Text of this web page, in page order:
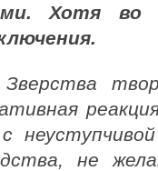
Хотя во
не